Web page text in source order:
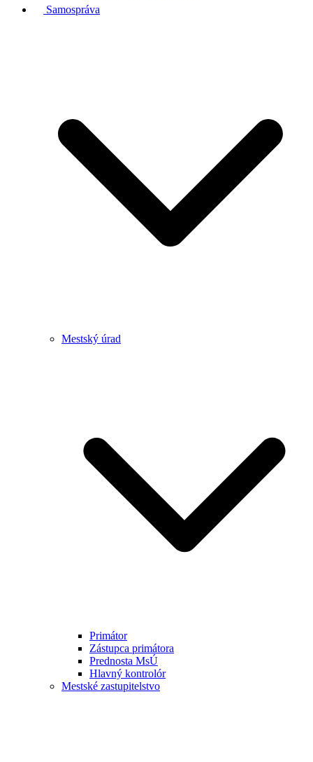
Samospráva
Mestský úrad
Primátor
Zástupca primátora
Prednosta MsÚ
Hlavný kontrolór
Mestské zastupitelstvo